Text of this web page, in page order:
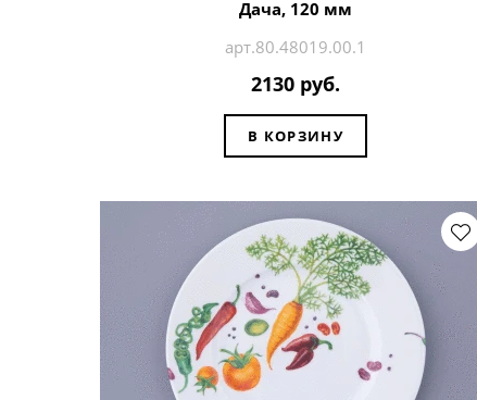
Дача, 120 мм
арт.80.48019.00.1
2130 руб.
В КОРЗИНУ